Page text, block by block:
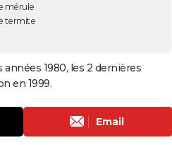
mérule
termite
1980, les 2 dernières
en 1999.
Email